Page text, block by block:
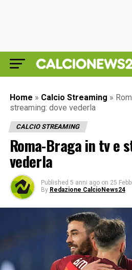
Home » Calcio Streaming »
streaming: dove vederla
CALCIO STREAMING
Roma-Braga in tv e
vederla
Published 5 anni ago on 25
By Redazione CalcioNews24